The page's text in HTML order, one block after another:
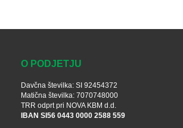
O PODJETJU
Davčna številka: SI 92454372
Matična številka: 7070748000
TRR odprt pri NOVA KBM d.d.
IBAN SI56 0443 0000 2588 559